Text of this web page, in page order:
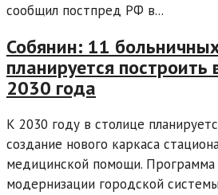
сообщил постпред РФ в...
Собянин: 11
планируется
2030 года
К 2030 году в столице
создание нового каркаса
медицинской помощи.
модернизации городской